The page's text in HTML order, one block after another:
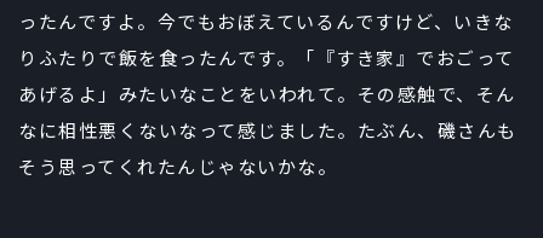
ったんですよ。今でもおぼえているんですけど、いきな
りふたりで飯を食ったんです。「『すき家』でおごって
あげるよ」みたいなことをいわれて。その感触で、そん
なに相性悪くないなって感じました。たぶん、磯さんも
そう思ってくれたんじゃないかな。